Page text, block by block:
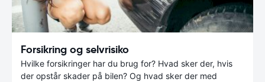
Forsikring og selvrisiko
Hvilke forsikringer har du brug for? Hvad sker der, hvis
der opstår skader på bilen? Og hvad sker der med